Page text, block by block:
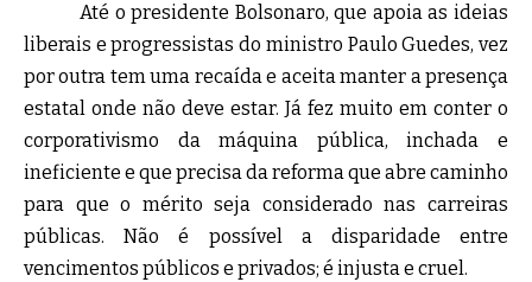
Até o presidente Bolsonaro, que apoia as ideias
liberais e progressistas do ministro Paulo Guedes, vez
por outra tem uma recaída e aceita manter a presença
estatal onde não deve estar. Já fez muito em conter o
corporativismo da máquina pública, inchada e
ineficiente e que precisa da reforma que abre caminho
para que o mérito seja considerado nas carreiras
públicas. Não é possível a disparidade entre
vencimentos públicos e privados; é injusta e cruel.